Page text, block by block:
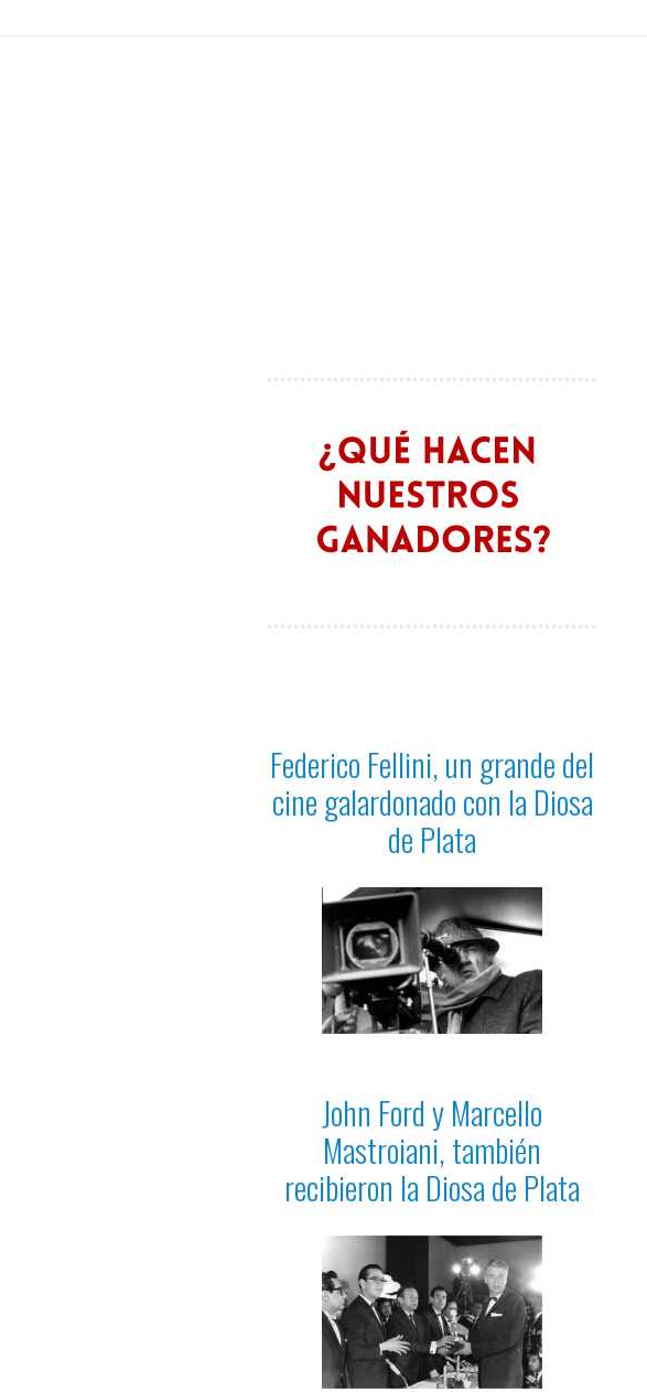
Federico Fellini, un grande del
cine galardonado con la Diosa
de Plata
John Ford y Marcello
Mastroiani, también
recibieron la Diosa de Plata